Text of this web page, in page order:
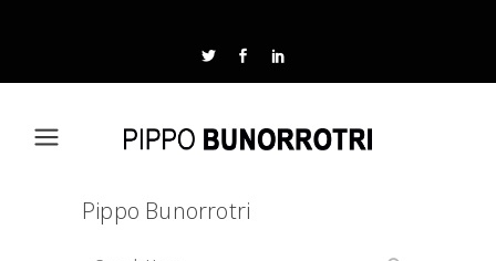
Pippo Bunorrotri